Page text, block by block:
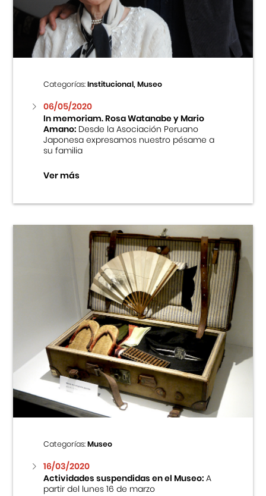
Centro Cultural Peruano Japonés
Cursos
Museo de la Inmigración Japonesa
Fondo Editorial
Teatro Peruano Japonés
Categorías:Institucional, Museo
06/05/2020
In memoriam. Rosa Watanabe y Mario
Amano:Desde la Asociación Peruano
Japonesa expresamos nuestro pésame a
su familia
Ver más
Categorías:Museo
16/03/2020
Actividades suspendidas en el Museo:A
partir del lunes 16 de marzo